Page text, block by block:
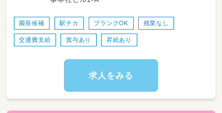
ュニケーション
・日々の保育活動の実施（お散歩の引率、室内遊
びの見守りなど）
生活習慣のサポート
・園内行事の企画・運営および保育室内の環境整
園長候補 駅チカ ブランクOK 残業なし
交通費支給 賞与あり 昇給あり
求人をみる